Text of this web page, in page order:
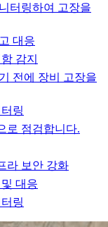
터링하여 고장을
대응
감지
전에 장비 고장을
링
로 점검합니다.
라 보안 강화
대응
링